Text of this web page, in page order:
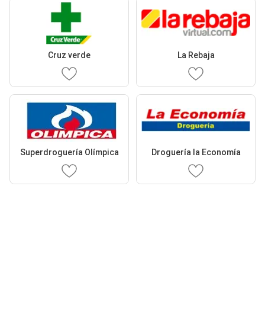
Cruz verde La Rebaja
Superdroguería Olímpica Droguería la Economía